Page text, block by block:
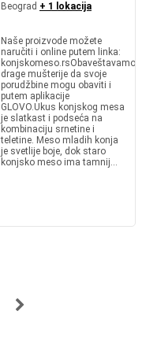
Beograd + 1 lokacija
Naše proizvode možete
naručiti i online putem linka:
konjskomeso.rsObaveštavamo
drage mušterije da svoje
porudžbine mogu obaviti i
putem aplikacije
GLOVO.Ukus konjskog mesa
je slatkast i podseća na
kombinaciju srnetine i
teletine. Meso mladih konja
je svetlije boje, dok staro
konjsko meso ima tamnij...